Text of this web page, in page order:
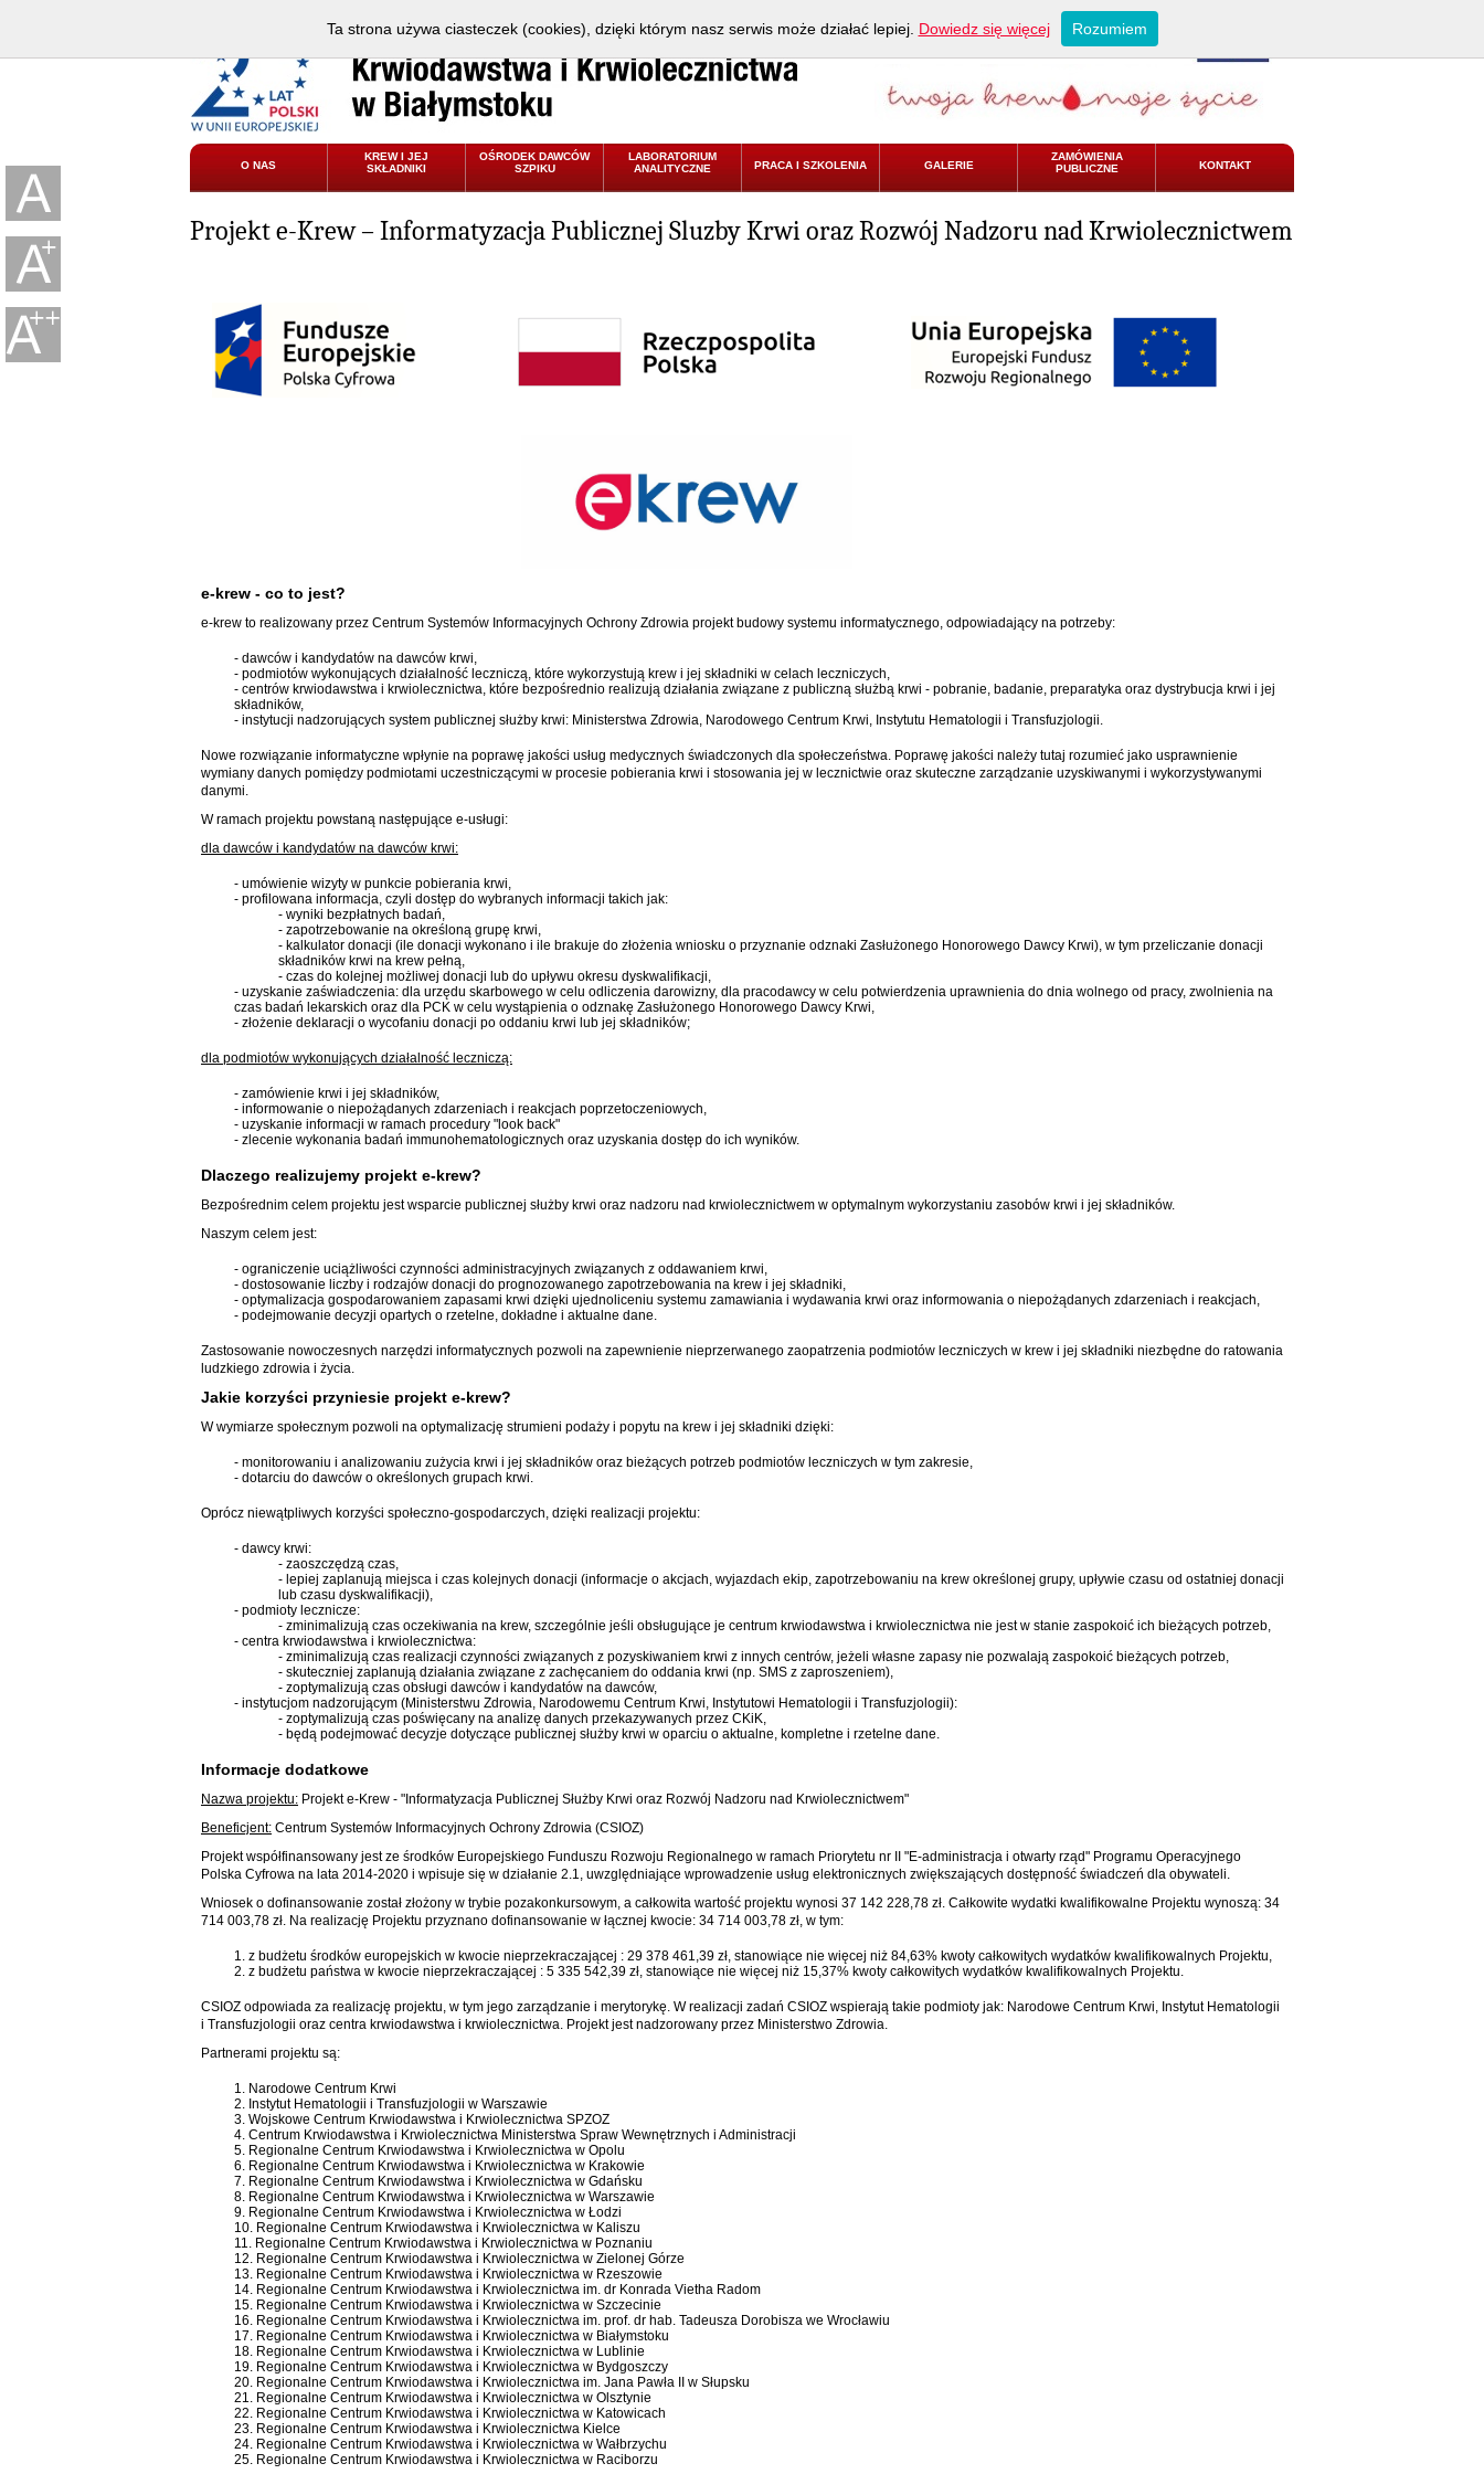
O NAS
KREW I JEJ
SKŁADNIKI
OŚRODEK DAWCÓW
SZPIKU
LABORATORIUM
ANALITYCZNE
PRACA I SZKOLENIA GALERIE
ZAMÓWIENIA
PUBLICZNE
KONTAKT
Projekt e-Krew – Informatyzacja Publicznej Sluzby Krwi oraz Rozwój Nadzoru nad Krwiolecznictwem
e-krew - co to jest?
e-krew to realizowany przez Centrum Systemów Informacyjnych Ochrony Zdrowia projekt budowy systemu informatycznego, odpowiadający na potrzeby:
- dawców i kandydatów na dawców krwi,
- podmiotów wykonujących działalność leczniczą, które wykorzystują krew i jej składniki w celach leczniczych,
- centrów krwiodawstwa i krwiolecznictwa, które bezpośrednio realizują działania związane z publiczną służbą krwi - pobranie, badanie, preparatyka oraz dystrybucja krwi i jej
składników,
- instytucji nadzorujących system publicznej służby krwi: Ministerstwa Zdrowia, Narodowego Centrum Krwi, Instytutu Hematologii i Transfuzjologii.
Nowe rozwiązanie informatyczne wpłynie na poprawę jakości usług medycznych świadczonych dla społeczeństwa. Poprawę jakości należy tutaj rozumieć jako usprawnienie
wymiany danych pomiędzy podmiotami uczestniczącymi w procesie pobierania krwi i stosowania jej w lecznictwie oraz skuteczne zarządzanie uzyskiwanymi i wykorzystywanymi
danymi.
W ramach projektu powstaną następujące e-usługi:
dla dawców i kandydatów na dawców krwi:
- umówienie wizyty w punkcie pobierania krwi,
- profilowana informacja, czyli dostęp do wybranych informacji takich jak:
- wyniki bezpłatnych badań,
- zapotrzebowanie na określoną grupę krwi,
- kalkulator donacji (ile donacji wykonano i ile brakuje do złożenia wniosku o przyznanie odznaki Zasłużonego Honorowego Dawcy Krwi), w tym przeliczanie donacji
składników krwi na krew pełną,
- czas do kolejnej możliwej donacji lub do upływu okresu dyskwalifikacji,
- uzyskanie zaświadczenia: dla urzędu skarbowego w celu odliczenia darowizny, dla pracodawcy w celu potwierdzenia uprawnienia do dnia wolnego od pracy, zwolnienia na
czas badań lekarskich oraz dla PCK w celu wystąpienia o odznakę Zasłużonego Honorowego Dawcy Krwi,
- złożenie deklaracji o wycofaniu donacji po oddaniu krwi lub jej składników;
dla podmiotów wykonujących działalność leczniczą:
- zamówienie krwi i jej składników,
- informowanie o niepożądanych zdarzeniach i reakcjach poprzetoczeniowych,
- uzyskanie informacji w ramach procedury "look back"
- zlecenie wykonania badań immunohematologicznych oraz uzyskania dostęp do ich wyników.
Dlaczego realizujemy projekt e-krew?
Bezpośrednim celem projektu jest wsparcie publicznej służby krwi oraz nadzoru nad krwiolecznictwem w optymalnym wykorzystaniu zasobów krwi i jej składników.
Naszym celem jest:
- ograniczenie uciążliwości czynności administracyjnych związanych z oddawaniem krwi,
- dostosowanie liczby i rodzajów donacji do prognozowanego zapotrzebowania na krew i jej składniki,
- optymalizacja gospodarowaniem zapasami krwi dzięki ujednoliceniu systemu zamawiania i wydawania krwi oraz informowania o niepożądanych zdarzeniach i reakcjach,
- podejmowanie decyzji opartych o rzetelne, dokładne i aktualne dane.
Zastosowanie nowoczesnych narzędzi informatycznych pozwoli na zapewnienie nieprzerwanego zaopatrzenia podmiotów leczniczych w krew i jej składniki niezbędne do ratowania
ludzkiego zdrowia i życia.
Jakie korzyści przyniesie projekt e-krew?
W wymiarze społecznym pozwoli na optymalizację strumieni podaży i popytu na krew i jej składniki dzięki:
- monitorowaniu i analizowaniu zużycia krwi i jej składników oraz bieżących potrzeb podmiotów leczniczych w tym zakresie,
- dotarciu do dawców o określonych grupach krwi.
Oprócz niewątpliwych korzyści społeczno-gospodarczych, dzięki realizacji projektu:
- dawcy krwi:
- zaoszczędzą czas,
- lepiej zaplanują miejsca i czas kolejnych donacji (informacje o akcjach, wyjazdach ekip, zapotrzebowaniu na krew określonej grupy, upływie czasu od ostatniej donacji
lub czasu dyskwalifikacji),
- podmioty lecznicze:
- zminimalizują czas oczekiwania na krew, szczególnie jeśli obsługujące je centrum krwiodawstwa i krwiolecznictwa nie jest w stanie zaspokoić ich bieżących potrzeb,
- centra krwiodawstwa i krwiolecznictwa:
- zminimalizują czas realizacji czynności związanych z pozyskiwaniem krwi z innych centrów, jeżeli własne zapasy nie pozwalają zaspokoić bieżących potrzeb,
- skuteczniej zaplanują działania związane z zachęcaniem do oddania krwi (np. SMS z zaproszeniem),
- zoptymalizują czas obsługi dawców i kandydatów na dawców,
- instytucjom nadzorującym (Ministerstwu Zdrowia, Narodowemu Centrum Krwi, Instytutowi Hematologii i Transfuzjologii):
- zoptymalizują czas poświęcany na analizę danych przekazywanych przez CKiK,
- będą podejmować decyzje dotyczące publicznej służby krwi w oparciu o aktualne, kompletne i rzetelne dane.
Informacje dodatkowe
Nazwa projektu: Projekt e-Krew - "Informatyzacja Publicznej Służby Krwi oraz Rozwój Nadzoru nad Krwiolecznictwem"
Beneficjent: Centrum Systemów Informacyjnych Ochrony Zdrowia (CSIOZ)
Projekt współfinansowany jest ze środków Europejskiego Funduszu Rozwoju Regionalnego w ramach Priorytetu nr II "E-administracja i otwarty rząd" Programu Operacyjnego
Polska Cyfrowa na lata 2014-2020 i wpisuje się w działanie 2.1, uwzględniające wprowadzenie usług elektronicznych zwiększających dostępność świadczeń dla obywateli.
Wniosek o dofinansowanie został złożony w trybie pozakonkursowym, a całkowita wartość projektu wynosi 37 142 228,78 zł. Całkowite wydatki kwalifikowalne Projektu wynoszą: 34
714 003,78 zł. Na realizację Projektu przyznano dofinansowanie w łącznej kwocie: 34 714 003,78 zł, w tym:
1. z budżetu środków europejskich w kwocie nieprzekraczającej : 29 378 461,39 zł, stanowiące nie więcej niż 84,63% kwoty całkowitych wydatków kwalifikowalnych Projektu,
2. z budżetu państwa w kwocie nieprzekraczającej : 5 335 542,39 zł, stanowiące nie więcej niż 15,37% kwoty całkowitych wydatków kwalifikowalnych Projektu.
CSIOZ odpowiada za realizację projektu, w tym jego zarządzanie i merytorykę. W realizacji zadań CSIOZ wspierają takie podmioty jak: Narodowe Centrum Krwi, Instytut Hematologii
i Transfuzjologii oraz centra krwiodawstwa i krwiolecznictwa. Projekt jest nadzorowany przez Ministerstwo Zdrowia.
Partnerami projektu są:
1. Narodowe Centrum Krwi
2. Instytut Hematologii i Transfuzjologii w Warszawie
3. Wojskowe Centrum Krwiodawstwa i Krwiolecznictwa SPZOZ
4. Centrum Krwiodawstwa i Krwiolecznictwa Ministerstwa Spraw Wewnętrznych i Administracji
5. Regionalne Centrum Krwiodawstwa i Krwiolecznictwa w Opolu
6. Regionalne Centrum Krwiodawstwa i Krwiolecznictwa w Krakowie
7. Regionalne Centrum Krwiodawstwa i Krwiolecznictwa w Gdańsku
8. Regionalne Centrum Krwiodawstwa i Krwiolecznictwa w Warszawie
9. Regionalne Centrum Krwiodawstwa i Krwiolecznictwa w Łodzi
10. Regionalne Centrum Krwiodawstwa i Krwiolecznictwa w Kaliszu
11. Regionalne Centrum Krwiodawstwa i Krwiolecznictwa w Poznaniu
12. Regionalne Centrum Krwiodawstwa i Krwiolecznictwa w Zielonej Górze
13. Regionalne Centrum Krwiodawstwa i Krwiolecznictwa w Rzeszowie
14. Regionalne Centrum Krwiodawstwa i Krwiolecznictwa im. dr Konrada Vietha Radom
15. Regionalne Centrum Krwiodawstwa i Krwiolecznictwa w Szczecinie
16. Regionalne Centrum Krwiodawstwa i Krwiolecznictwa im. prof. dr hab. Tadeusza Dorobisza we Wrocławiu
17. Regionalne Centrum Krwiodawstwa i Krwiolecznictwa w Białymstoku
18. Regionalne Centrum Krwiodawstwa i Krwiolecznictwa w Lublinie
19. Regionalne Centrum Krwiodawstwa i Krwiolecznictwa w Bydgoszczy
20. Regionalne Centrum Krwiodawstwa i Krwiolecznictwa im. Jana Pawła II w Słupsku
21. Regionalne Centrum Krwiodawstwa i Krwiolecznictwa w Olsztynie
22. Regionalne Centrum Krwiodawstwa i Krwiolecznictwa w Katowicach
23. Regionalne Centrum Krwiodawstwa i Krwiolecznictwa Kielce
24. Regionalne Centrum Krwiodawstwa i Krwiolecznictwa w Wałbrzychu
25. Regionalne Centrum Krwiodawstwa i Krwiolecznictwa w Raciborzu
Ta strona używa ciasteczek (cookies), dzięki którym nasz serwis może działać lepiej. Dowiedz się więcej Rozumiem